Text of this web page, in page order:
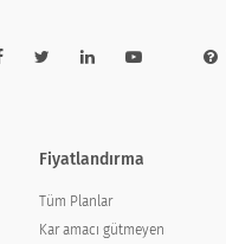
Fiyatlandırma
Tüm Planlar
Kar amacı gütmeyen